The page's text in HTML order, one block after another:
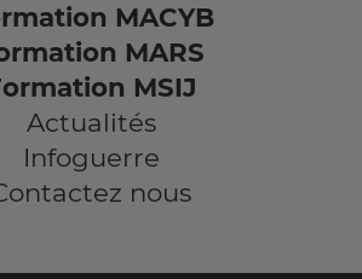
MACYB
MARS
MSIJ
Actualités
Infoguerre
nous